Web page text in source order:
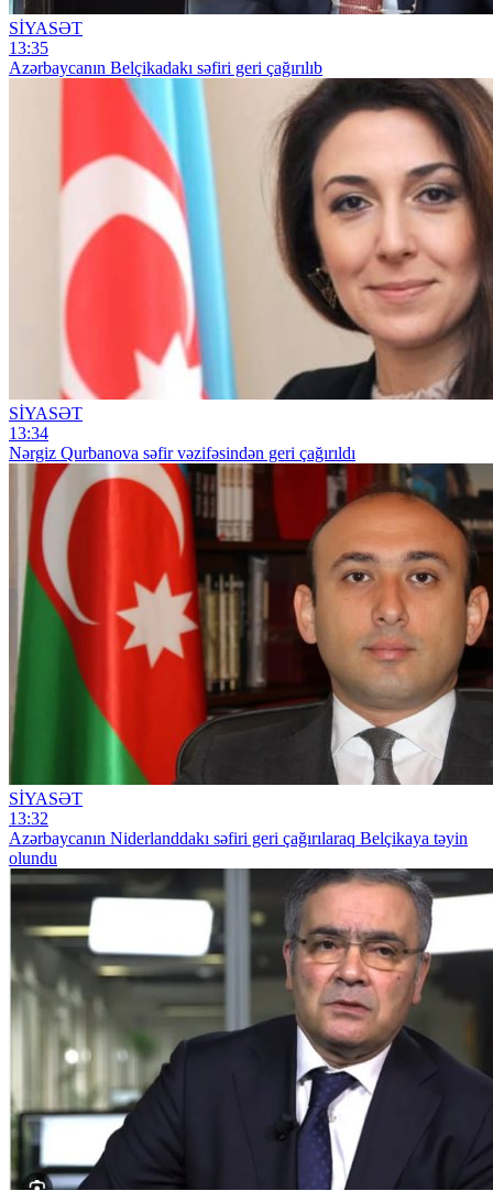
SİYASƏT
13:35
Azərbaycanın Belçikadakı səfiri geri çağırılıb
SİYASƏT
13:34
Nərgiz Qurbanova səfir vəzifəsindən geri çağırıldı
SİYASƏT
13:32
Azərbaycanın Niderlanddakı səfiri geri çağırılaraq Belçikaya təyin
olundu